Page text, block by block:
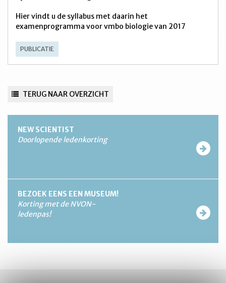
Hier vindt u de syllabus met daarin het
examenprogramma voor vmbo biologie van 2017
PUBLICATIE
TERUG NAAR OVERZICHT
NEW SCIENTIST
Doorlopende ledenkorting
BEZOEK EENS EEN MUSEUM!
Korting met de NVON-
ledenpas!